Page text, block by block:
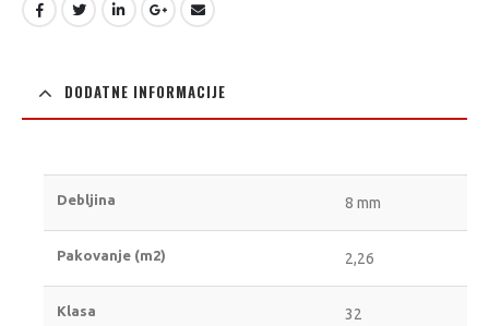
DODATNE INFORMACIJE
Debljina 8 mm
Pakovanje (m2) 2,26
Klasa 32